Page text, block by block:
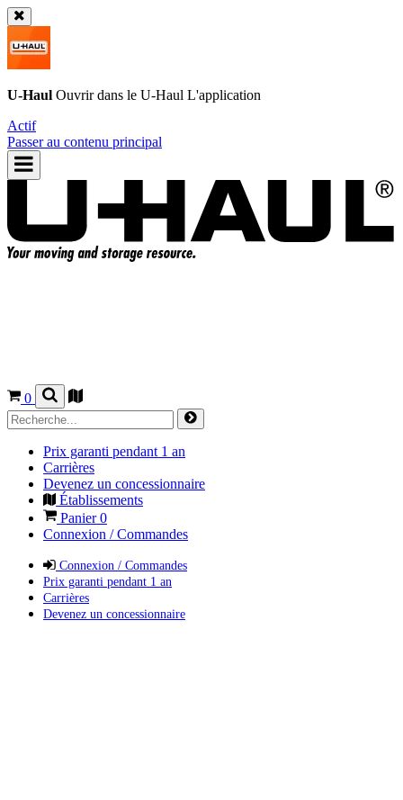
U-Haul Ouvrir dans le U-Haul L'application
Actif
Passer au contenu principal
0
Prix garanti pendant 1 an
Carrières
Devenez un concessionnaire
Établissements
Panier0
Connexion / Commandes
Connexion / Commandes
Prix garanti pendant 1 an
Carrières
Devenez un concessionnaire